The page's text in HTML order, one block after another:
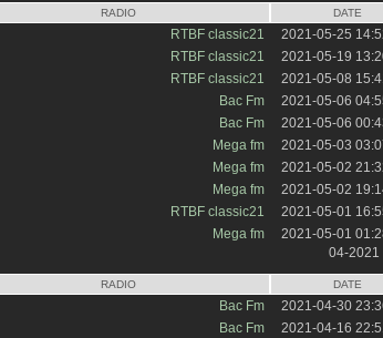
RADIO DATE
RTBF classic21 2021-05-25
RTBF classic21
2021-05-19
RTBF classic21
2021-05-08
Bac Fm
2021-05-06
Bac Fm
2021-05-06
Mega fm
2021-05-03
Mega fm
2021-05-02
Mega fm
2021-05-02
RTBF classic21
2021-05-01
Mega fm
2021-05-01
04-2021
RADIO DATE
Bac Fm 2021-04-30
Bac Fm
2021-04-16